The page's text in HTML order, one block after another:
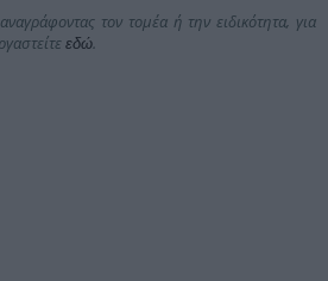
τον τομέα ή την ειδικότητα, για
εδώ.